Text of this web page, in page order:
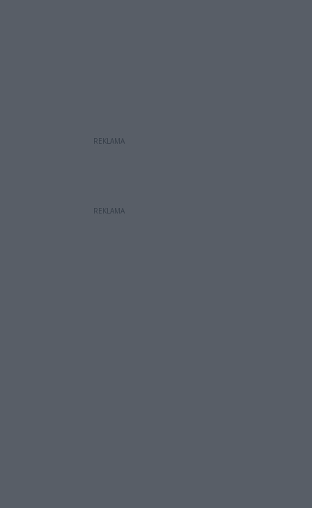
REKLAMA
REKLAMA